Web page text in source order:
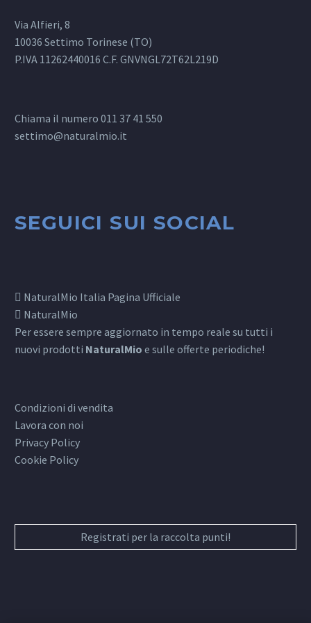
Via Alfieri, 8
10036 Settimo Torinese (TO)
P.IVA 11262440016 C.F. GNVNGL72T62L219D
Chiama il numero 011 37 41 550
settimo@naturalmio.it
SEGUICI SUI SOCIAL
NaturalMio Italia Pagina Ufficiale
NaturalMio
Per essere sempre aggiornato in tempo reale su tutti i
nuovi prodotti NaturalMio e sulle offerte periodiche!
Condizioni di vendita
Lavora con noi
Privacy Policy
Cookie Policy
Registrati per la raccolta punti!